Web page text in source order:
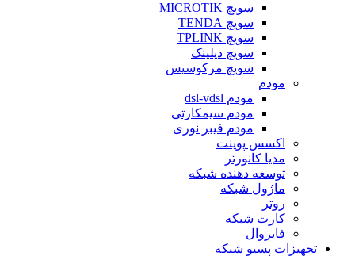
سویچ MICROTIK
سویچ TENDA
سویچ TPLINK
سویچ دیلینک
سویچ مرکوسیس
مودم
مودم dsl-vdsl
مودم سیمکارتی
مودم فیبر نوری
اکسس پوینت
مدیا کانورتر
توسعه دهنده شبکه
ماژول شبکه
روتر
کارت شبکه
فایروال
تجهیزات پسیو شبکه